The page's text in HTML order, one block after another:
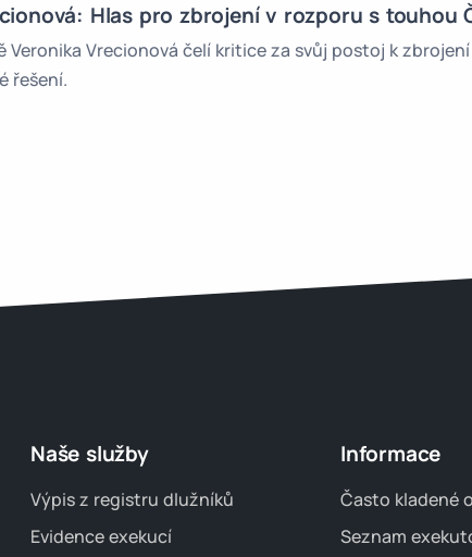
Hlas pro zbrojení v rozporu s touhou
Veronika Vrecionová čelí kritice za svůj postoj k
řešení.
Naše služby
Výpis z registru dlužníků
Evidence exekucí
Informace
Často kladené
Seznam